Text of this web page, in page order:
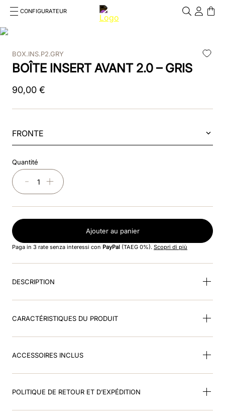
CONFIGURATEUR
Cosa stai cercando?
RECHERCHES FRÉQUENTES
4.chromo
5.beige
cromo 2
7.insert
9.polo visor
BOX.INS.P2.GRY
BOÎTE INSERT AVANT 2.0 – GRIS
90,00 €
FRONTE
Quantité
＋
－
Ajouter au panier
Paga in 3 rate senza interessi con PayPal (TAEG 0%). Scopri di più
DESCRIPTION
CARACTÉRISTIQUES DU PRODUIT
ACCESSOIRES INCLUS
POLITIQUE DE RETOUR ET D’EXPÉDITION